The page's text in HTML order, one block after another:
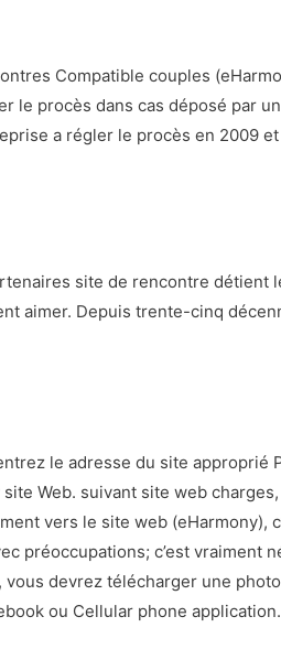
Compatible couples
le procès dans cas déposé par
a régler le procès en 2009
site de rencontre détient
aimer. Depuis trente-cinq
le adresse du site approprié
Web. suivant site web
vers le site web (eHarmony),
préoccupations; c’est vraiment
devrez télécharger une
ou Cellular phone application.